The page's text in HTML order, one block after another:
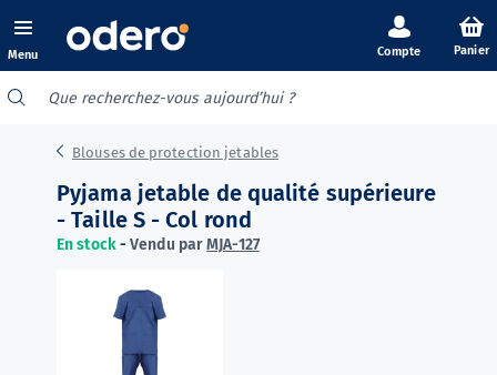
Menu Panier
Blouses de protection jetables
Pyjama jetable de qualité supérieure
- Taille S - Col rond
En stock-Vendu parMJA-127